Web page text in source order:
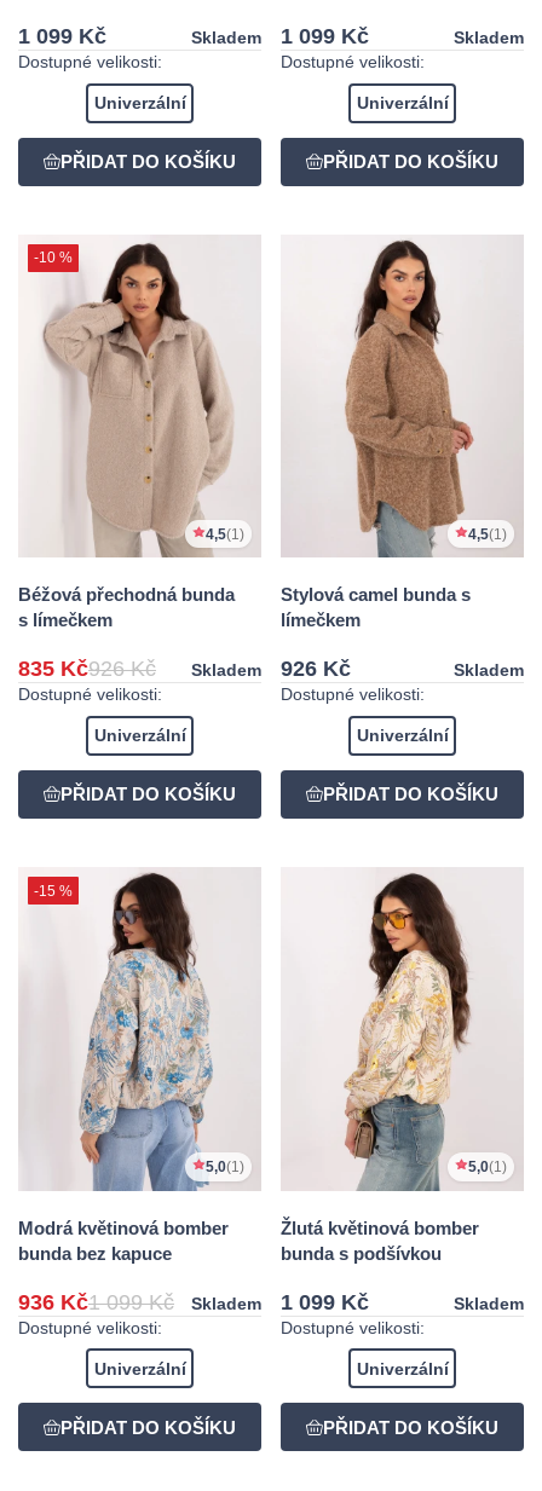
1 099 Kč
Skladem
Dostupné velikosti:
Univerzální
1 099 Kč
Skladem
Dostupné velikosti:
Univerzální
-10 %
4,5(1)
Béžová přechodná bunda
s límečkem
835 Kč926 Kč
Skladem
Dostupné velikosti:
Univerzální
4,5(1)
Stylová camel bunda s
límečkem
926 Kč
Skladem
Dostupné velikosti:
Univerzální
-15 %
5,0(1)
Modrá květinová bomber
bunda bez kapuce
936 Kč1 099 Kč
Skladem
Dostupné velikosti:
Univerzální
5,0(1)
Žlutá květinová bomber
bunda s podšívkou
1 099 Kč
Skladem
Dostupné velikosti:
Univerzální